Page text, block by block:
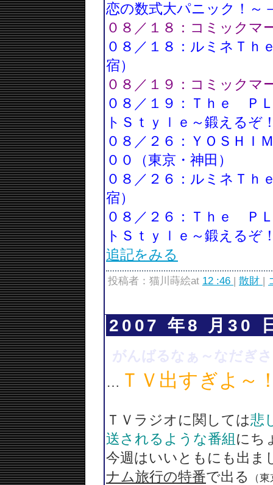
恋の数式大パニック！～
０８／１８：コミックマ
０８／１８：ルミネＴｈ
宿）
０８／１９：コミックマ
０８／１９：Ｔｈｅ Ｐ
トＳｔｙｌｅ～鍛えるぞ
０８／２６：ＹＯＳＨ
００（東京・神田）
０８／２６：ルミネＴｈ
宿）
０８／２６：Ｔｈｅ Ｐ
トＳｔｙｌｅ～鍛えるぞ
追記をみる
投稿者：猫川蒔絵at 12 :46 | 散財 |
2007 年8 月30
がんばるなぁ～なだぎ
… ＴＶ出すぎよ～
ＴＶラジオに関しては悲
送されるような番組にち
今週はいいともにも出ま
ナム旅行の特番で出る
（